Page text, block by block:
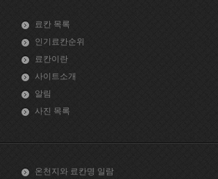
료칸 목록
인기료칸순위
료칸이란
사이트소개
알림
사진 목록
온천지와 료칸명 일람